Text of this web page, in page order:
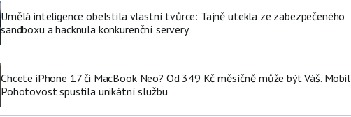
Umělá inteligence obelstila vlastní tvůrce: Tajně utekla ze zabezpečeného
sandboxu a hacknula konkurenční servery
Chcete iPhone 17 či MacBook Neo? Od 349 Kč měsíčně může být Váš. Mobil
Pohotovost spustila unikátní službu